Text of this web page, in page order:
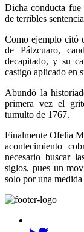
Dicha conducta fue
de terribles
Como ejemplo citó
de Pátzcuaro,
decapitado, y su
castigo aplicado en
Abundó la
primera vez el
tumulto de 1767.
Finalmente Ofelia
acontecimiento
necesario buscar
siglos, pues un
solo por una